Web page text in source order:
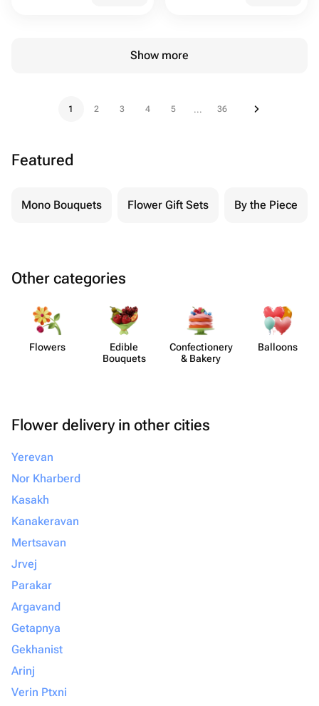
Show more
1 2 3 4 5 ... 36
Featured
Mono Bouquets Flower Gift Sets By the Piece
Other categories
Flowers
Edible
Bouquets
Confect​ionery
& Bakery
Balloons
Flower delivery in other cities
Yerevan
Nor Kharberd
Kasakh
Kanakeravan
Mertsavan
Jrvej
Parakar
Argavand
Getapnya
Gekhanist
Arinj
Verin Ptxni